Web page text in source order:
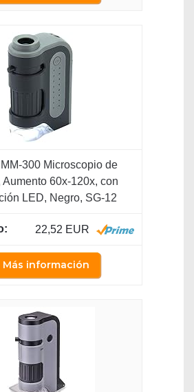
300 Microscopio de
Aumento 60x-120x, con
LED, Negro, SG-12
22,52 EUR
Más información